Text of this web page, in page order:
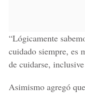
“Lógicamente
cuidado siempre, es
de cuidarse,
Asimismo agregó